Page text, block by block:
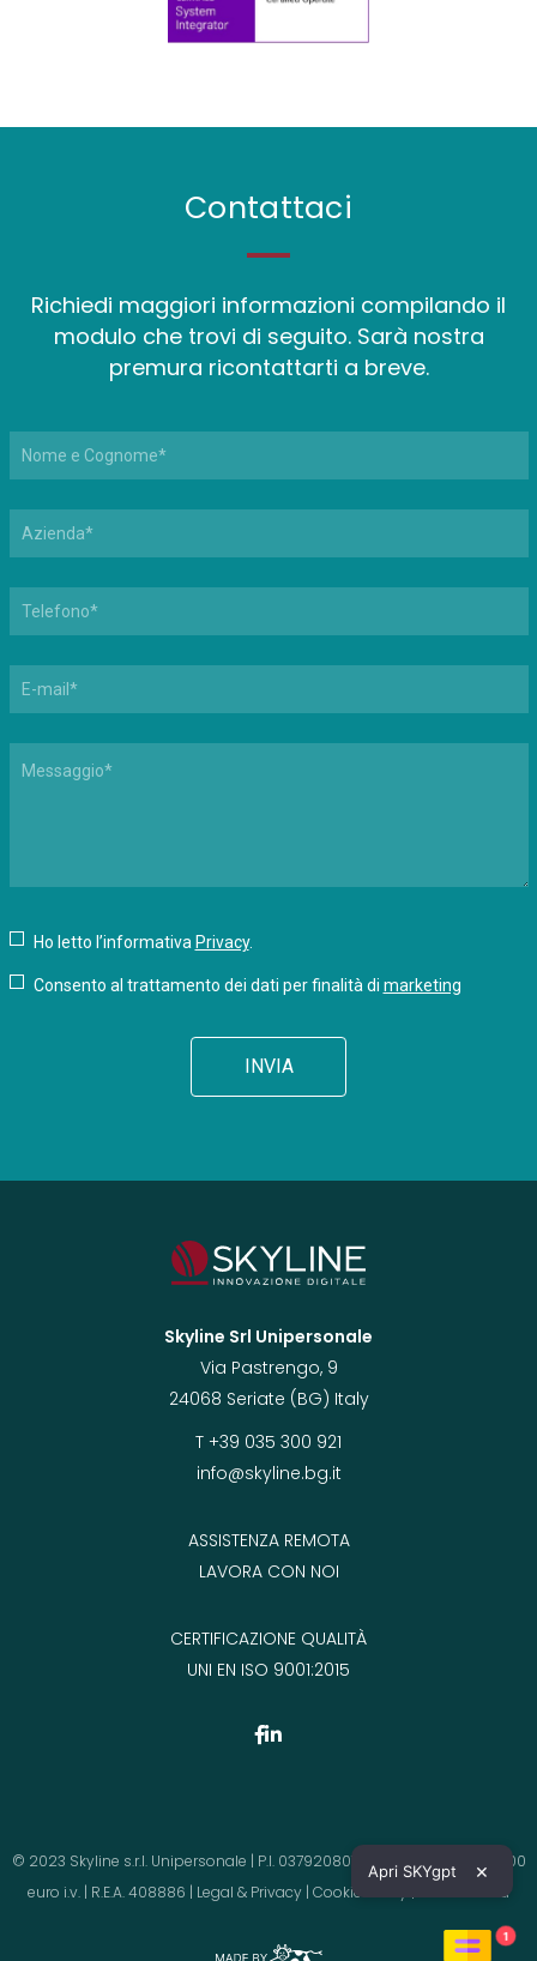
Contattaci
Richiedi maggiori informazioni compilando il
modulo che trovi di seguito. Sarà nostra
premura ricontattarti a breve.
Ho letto l’informativa Privacy.
Consento al trattamento dei dati per finalità di marketing
Skyline Srl Unipersonale
Via Pastrengo, 9
24068 Seriate (BG) Italy
T +39 035 300 921
info@skyline.bg.it
ASSISTENZA REMOTA
LAVORA CON NOI
CERTIFICAZIONE QUALITÀ
UNI EN ISO 9001:2015
© 2023 Skyline s.r.l. Unipersonale | P.I. 03792080164 | Cap.Soc. 130.000,00
euro i.v. | R.E.A. 408886 | Legal & Privacy | Cookie Policy Accessibilità
1
Apri SKYgpt ×